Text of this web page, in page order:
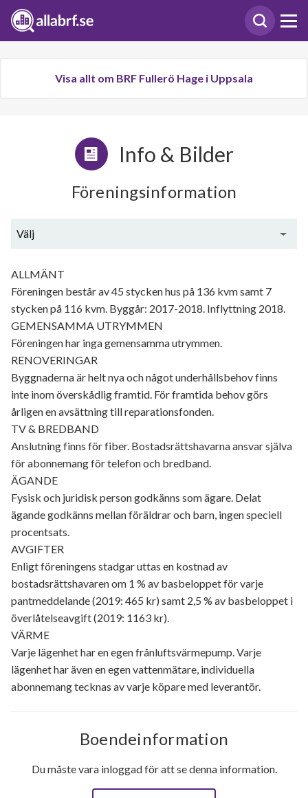
Visa allt om BRF Fullerö Hage i Uppsala
Info & Bilder
Föreningsinformation
Välj
ALLMÄNT
Föreningen består av 45 stycken hus på 136 kvm samt 7
stycken på 116 kvm. Byggår: 2017-2018. Inflyttning 2018.
GEMENSAMMA UTRYMMEN
Föreningen har inga gemensamma utrymmen.
RENOVERINGAR
Byggnaderna är helt nya och något underhållsbehov finns
inte inom överskådlig framtid. För framtida behov görs
årligen en avsättning till reparationsfonden.
TV & BREDBAND
Anslutning finns för fiber. Bostadsrättshavarna ansvar själva
för abonnemang för telefon och bredband.
ÄGANDE
Fysisk och juridisk person godkänns som ägare. Delat
ägande godkänns mellan föräldrar och barn, ingen speciell
procentsats.
AVGIFTER
Enligt föreningens stadgar uttas en kostnad av
bostadsrättshavaren om 1 % av basbeloppet för varje
pantmeddelande (2019: 465 kr) samt 2,5 % av basbeloppet i
överlåtelseavgift (2019: 1163 kr).
VÄRME
Varje lägenhet har en egen frånluftsvärmepump. Varje
lägenhet har även en egen vattenmätare, individuella
abonnemang tecknas av varje köpare med leverantör.
Boendeinformation
Du måste vara inloggad för att se denna information.